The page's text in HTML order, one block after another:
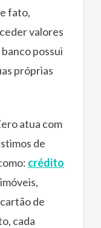
fato,
valores
possui
próprias
atua com
de
crédito
de
cada